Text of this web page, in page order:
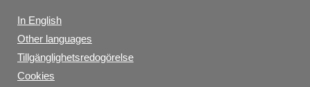
In English
Other languages
Tillgänglighetsredogörelse
Cookies